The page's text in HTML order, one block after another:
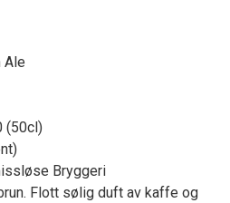
Ale
(50cl)
Bryggeri
Flott sølig duft av kaffe og